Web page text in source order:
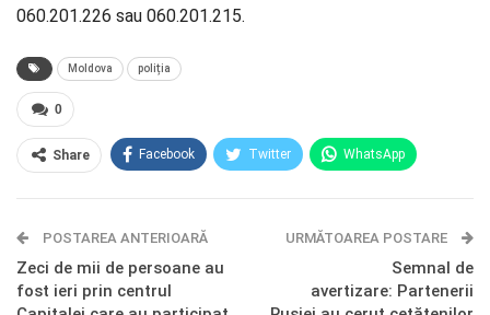
060.201.226 sau 060.201.215.
Moldova poliția
0
Share Facebook Twitter WhatsApp
Telegram OK.ru
POSTAREA ANTERIOARĂ
Zeci de mii de persoane au
fost ieri prin centrul
URMĂTOAREA POSTARE
Semnal de
avertizare: Partenerii